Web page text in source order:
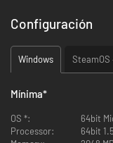
afrontar los peligros del
Confía en tus reflejos
la esperanza de
Configuración
Windows SteamOS
Mínima*
OS *:
64bit
Processor:
64bit